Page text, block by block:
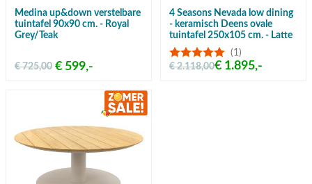
Medina up&down verstelbare
tuintafel 90x90 cm. - Royal
Grey/Teak
€ 599,-
€ 725,00
4 Seasons Nevada low dining
- keramisch Deens ovale
tuintafel 250x105 cm. - Latte
(1)
€ 2.118,00€ 1.895,-